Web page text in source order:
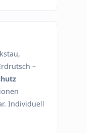
–
Individuell